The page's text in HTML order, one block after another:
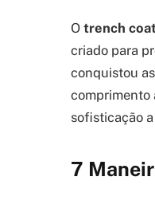
O trench
criado para
conquistou
comprimento
sofisticação
7